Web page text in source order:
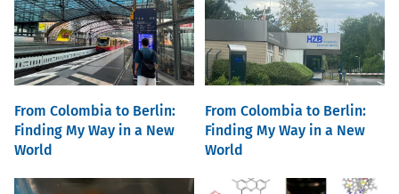
From Colombia to Berlin:
Finding My Way in a New
World
From Colombia to Berlin:
Finding My Way in a New
World